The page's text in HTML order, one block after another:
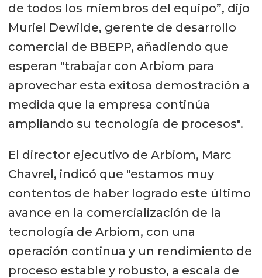
de todos los miembros del equipo”, dijo
Muriel Dewilde, gerente de desarrollo
comercial de BBEPP, añadiendo que
esperan "trabajar con Arbiom para
aprovechar esta exitosa demostración a
medida que la empresa continúa
ampliando su tecnología de procesos".
El director ejecutivo de Arbiom, Marc
Chavrel, indicó que "estamos muy
contentos de haber logrado este último
avance en la comercialización de la
tecnología de Arbiom, con una
operación continua y un rendimiento de
proceso estable y robusto, a escala de